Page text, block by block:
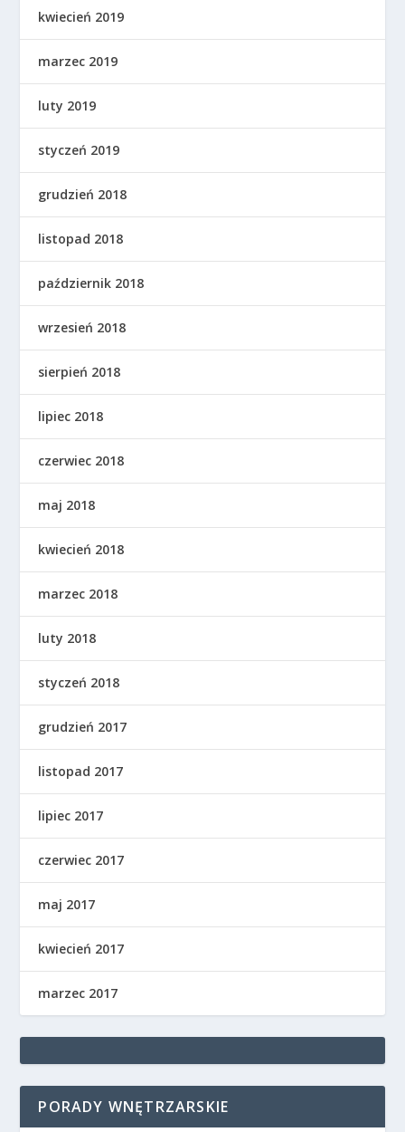
kwiecień 2019
marzec 2019
luty 2019
styczeń 2019
grudzień 2018
listopad 2018
październik 2018
wrzesień 2018
sierpień 2018
lipiec 2018
czerwiec 2018
maj 2018
kwiecień 2018
marzec 2018
luty 2018
styczeń 2018
grudzień 2017
listopad 2017
lipiec 2017
czerwiec 2017
maj 2017
kwiecień 2017
marzec 2017
PORADY WNĘTRZARSKIE